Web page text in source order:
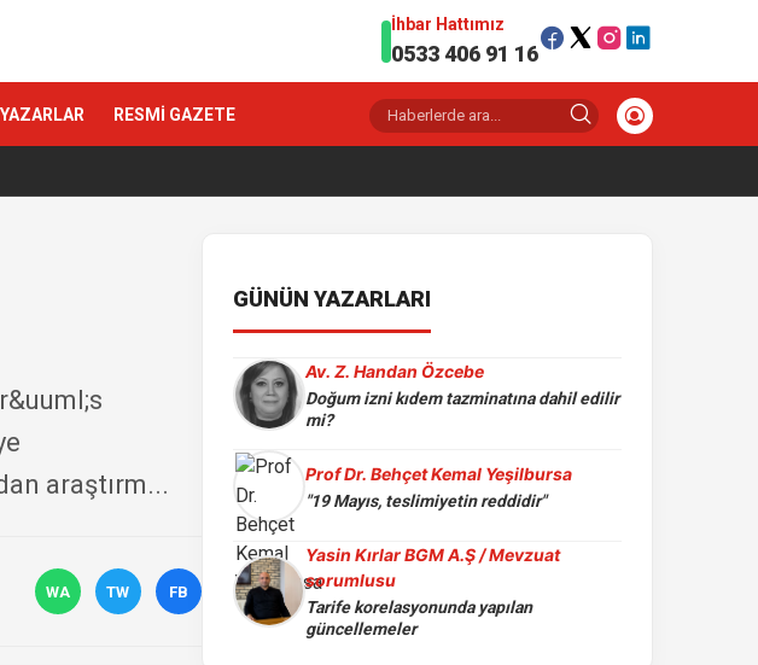
İhbar Hattımız
0533 406 91 16
YAZARLAR RESMİ GAZETE
araştırm...
WA TW FB
GÜNÜN YAZARLARI
Av. Z. Handan Özcebe
Doğum izni kıdem tazminatına dahil edilir
mi?
Prof Dr. Behçet Kemal Yeşilbursa
"19 Mayıs, teslimiyetin reddidir"
Yasin Kırlar BGM A.Ş / Mevzuat
sorumlusu
Tarife korelasyonunda yapılan
güncellemeler